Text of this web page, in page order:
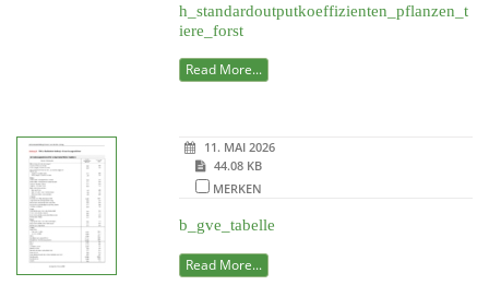
h_standardoutputkoeffizienten_pflanzen_t
iere_forst
Read More...
11. MAI 2026
44.08 KB
MERKEN
b_gve_tabelle
Read More...